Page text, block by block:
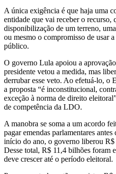
A única exigência é que haja uma
entidade que vai receber o recurso,
disponibilização de um terreno,
ou mesmo o compromisso de usar
público.
O governo Lula apoiou a
presidente vetou a medida, mas
derrubar esse veto. Ao efetuá-lo, o
a proposta “é inconstitucional,
exceção à norma de direito
de competência da LDO.
A manobra se soma a um acordo
pagar emendas parlamentares
início do ano, o governo liberou R$
Desse total, R$ 11,4 bilhões foram
deve crescer até o período eleitoral.